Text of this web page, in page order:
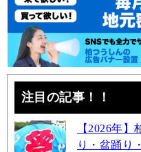
注目の記事！！
【2026年
り・盆踊り